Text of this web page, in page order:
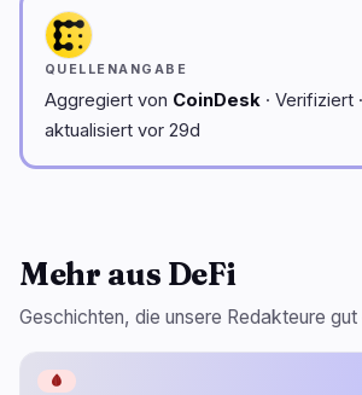
QUELLENANGABE
Aggregiert von CoinDesk · Verifiziert
aktualisiert vor 29d
Mehr aus DeFi
Geschichten, die unsere Redakteure
🩸